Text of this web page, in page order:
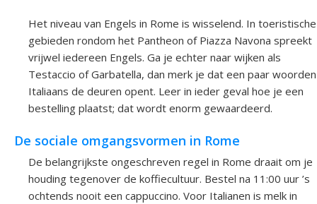
Het niveau van Engels in Rome is wisselend. In toeristische
gebieden rondom het Pantheon of Piazza Navona spreekt
vrijwel iedereen Engels. Ga je echter naar wijken als
Testaccio of Garbatella, dan merk je dat een paar woorden
Italiaans de deuren opent. Leer in ieder geval hoe je een
bestelling plaatst; dat wordt enorm gewaardeerd.
De sociale omgangsvormen in Rome
De belangrijkste ongeschreven regel in Rome draait om je
houding tegenover de koffiecultuur. Bestel na 11:00 uur ’s
ochtends nooit een cappuccino. Voor Italianen is melk in